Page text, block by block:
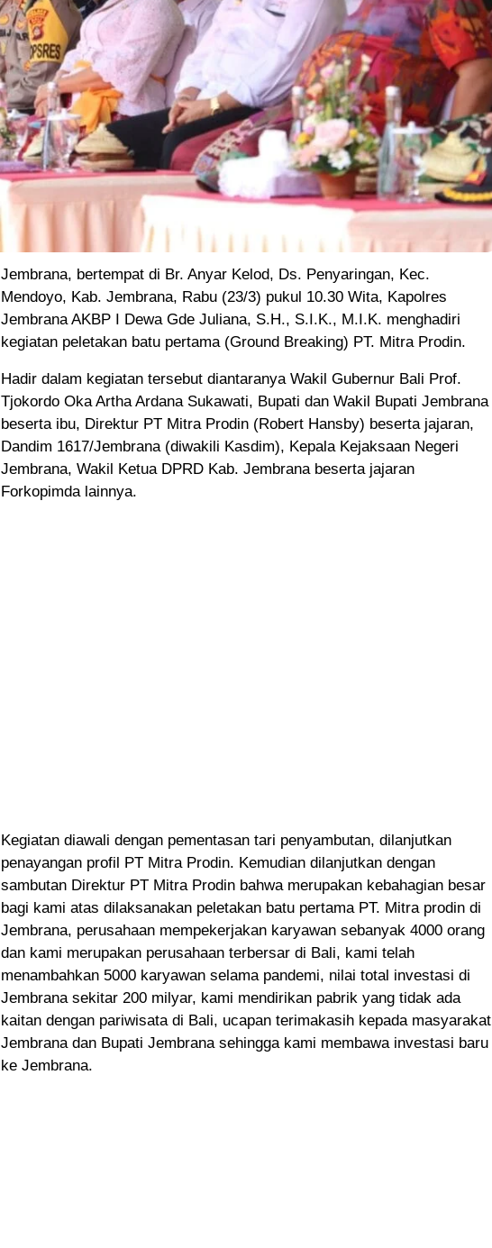
Jembrana, bertempat di Br. Anyar Kelod, Ds. Penyaringan, Kec.
Mendoyo, Kab. Jembrana, Rabu (23/3) pukul 10.30 Wita, Kapolres
Jembrana AKBP I Dewa Gde Juliana, S.H., S.I.K., M.I.K. menghadiri
kegiatan peletakan batu pertama (Ground Breaking) PT. Mitra Prodin.
Hadir dalam kegiatan tersebut diantaranya Wakil Gubernur Bali Prof.
Tjokordo Oka Artha Ardana Sukawati, Bupati dan Wakil Bupati Jembrana
beserta ibu, Direktur PT Mitra Prodin (Robert Hansby) beserta jajaran,
Dandim 1617/Jembrana (diwakili Kasdim), Kepala Kejaksaan Negeri
Jembrana, Wakil Ketua DPRD Kab. Jembrana beserta jajaran
Forkopimda lainnya.
Kegiatan diawali dengan pementasan tari penyambutan, dilanjutkan
penayangan profil PT Mitra Prodin. Kemudian dilanjutkan dengan
sambutan Direktur PT Mitra Prodin bahwa merupakan kebahagian besar
bagi kami atas dilaksanakan peletakan batu pertama PT. Mitra prodin di
Jembrana, perusahaan mempekerjakan karyawan sebanyak 4000 orang
dan kami merupakan perusahaan terbersar di Bali, kami telah
menambahkan 5000 karyawan selama pandemi, nilai total investasi di
Jembrana sekitar 200 milyar, kami mendirikan pabrik yang tidak ada
kaitan dengan pariwisata di Bali, ucapan terimakasih kepada masyarakat
Jembrana dan Bupati Jembrana sehingga kami membawa investasi baru
ke Jembrana.